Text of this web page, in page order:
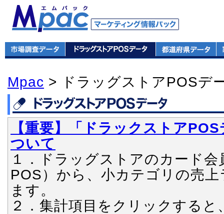
Mpac > ドラッグストアPOSデ
【重要】「ドラックストア
ついて
１．ドラッグストアのカード
POS）から、小カテゴリの売
ます。
２．集計項目をクリックする